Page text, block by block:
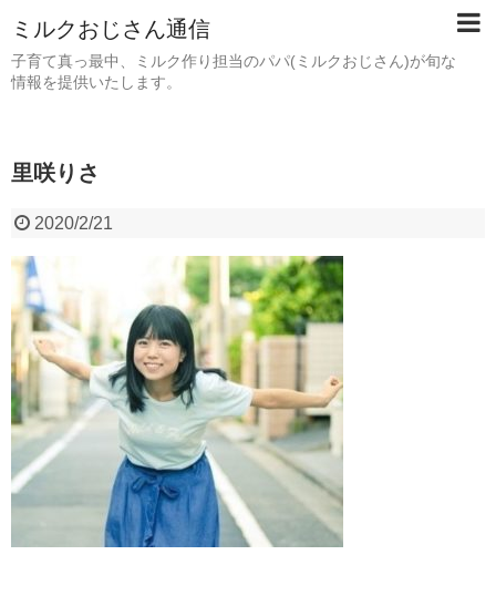
ミルクおじさん通信
子育て真っ最中、ミルク作り担当のパパ(ミルクおじさん)が旬な
情報を提供いたします。
里咲りさ
2020/2/21